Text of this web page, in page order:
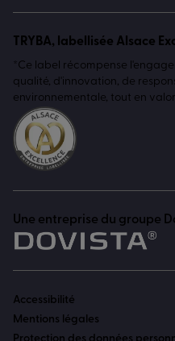
TRYBA, labellisée Alsace
*Ce label récompense
qualité, d'innovation, de
environnementale, tout en
Une entreprise du groupe
Accessibilité
Mentions légales